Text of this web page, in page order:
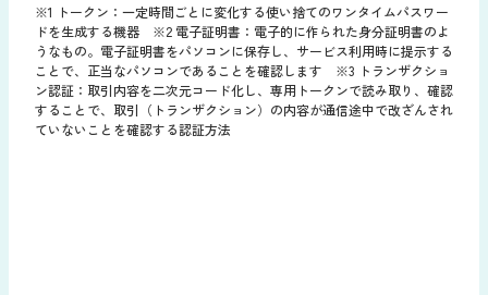
※1 トークン：一定時間ごとに変化する使い捨てのワンタイムパスワー
ドを生成する機器 ※2 電子証明書：電子的に作られた身分証明書のよ
うなもの。電子証明書をパソコンに保存し、サービス利用時に提示する
ことで、正当なパソコンであることを確認します ※3 トランザクショ
ン認証：取引内容を二次元コード化し、専用トークンで読み取り、確認
することで、取引（トランザクション）の内容が通信途中で改ざんされ
ていないことを確認する認証方法